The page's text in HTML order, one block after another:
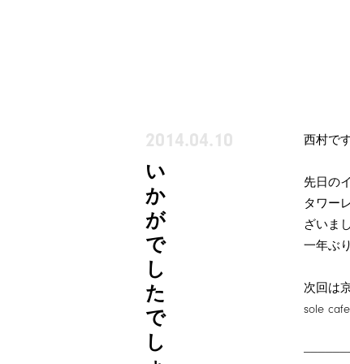
2014.04.10
い
か
が
で
し
た
で
し
西村です
先日の
タワー
ざいま
一年ぶ
次回は
sole